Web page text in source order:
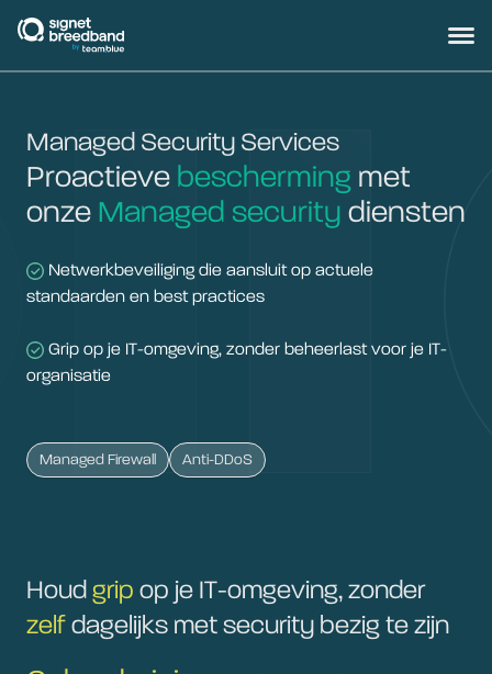
signetbreedband
Managed Security Services
Proactieve bescherming met
onze Managed security diensten
Netwerkbeveiliging die aansluit op actuele
standaarden en best practices
Grip op je IT-omgeving, zonder beheerlast voor je IT-
organisatie
Managed Firewall Anti-DDoS
Houd grip op je IT-omgeving, zonder
zelf dagelijks met security bezig te zijn